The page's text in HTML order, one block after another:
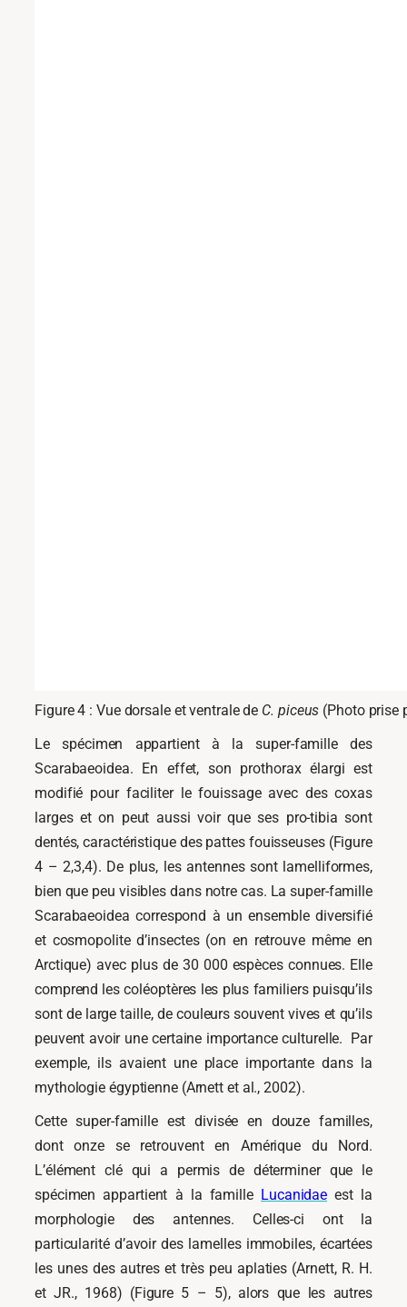
Figure 4 : Vue dorsale et ventrale de C. piceus (Photo prise
Le spécimen appartient à la super-famille des
Scarabaeoidea. En effet, son prothorax élargi est
modifié pour faciliter le fouissage avec des coxas
larges et on peut aussi voir que ses pro-tibia sont
dentés, caractéristique des pattes fouisseuses (Figure
4 – 2,3,4). De plus, les antennes sont lamelliformes,
bien que peu visibles dans notre cas. La super-famille
Scarabaeoidea correspond à un ensemble diversifié
et cosmopolite d’insectes (on en retrouve même en
Arctique) avec plus de 30 000 espèces connues. Elle
comprend les coléoptères les plus familiers puisqu’ils
sont de large taille, de couleurs souvent vives et qu’ils
peuvent avoir une certaine importance culturelle. Par
exemple, ils avaient une place importante dans la
mythologie égyptienne (Arnett et al., 2002).
Cette super-famille est divisée en douze familles,
dont onze se retrouvent en Amérique du Nord.
L’élément clé qui a permis de déterminer que le
spécimen appartient à la famille Lucanidae est la
morphologie des antennes. Celles-ci ont la
particularité d’avoir des lamelles immobiles, écartées
les unes des autres et très peu aplaties (Arnett, R. H.
et JR., 1968) (Figure 5 – 5), alors que les autres